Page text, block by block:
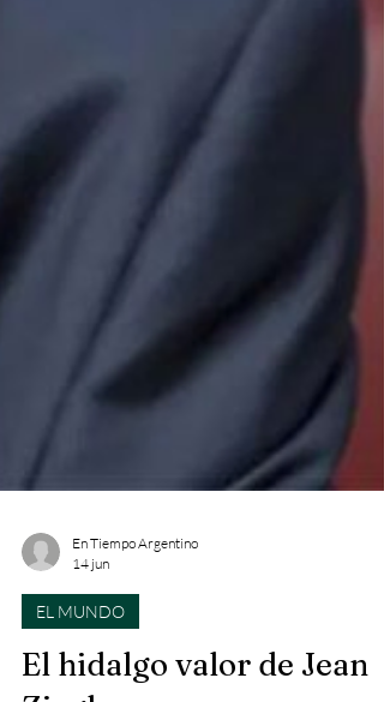
14 jun
EL MUNDO